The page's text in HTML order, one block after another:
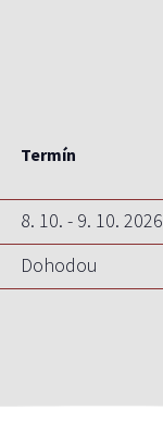
Termín
8. 10. - 9. 10. 2026
Dohodou